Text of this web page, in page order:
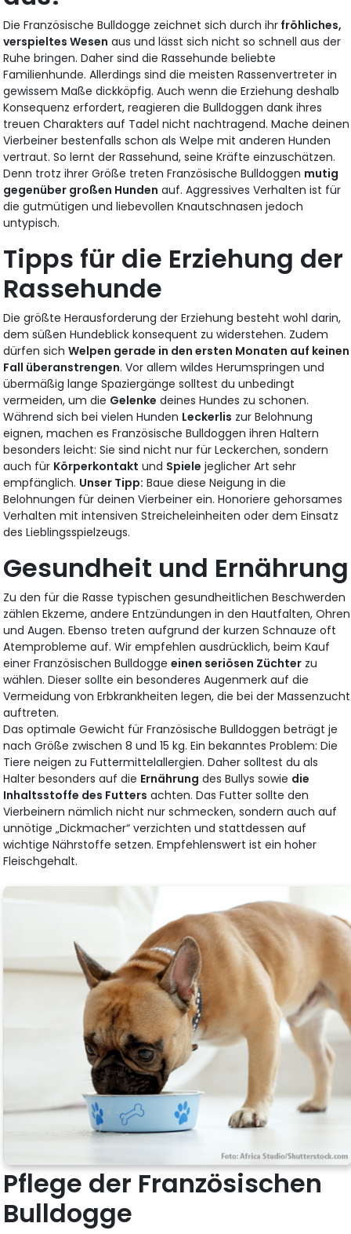
Die Französische Bulldogge zeichnet sich durch ihr fröhliches,
verspieltes Wesen aus und lässt sich nicht so schnell aus der
Ruhe bringen. Daher sind die Rassehunde beliebte
Familienhunde. Allerdings sind die meisten Rassenvertreter in
gewissem Maße dickköpfig. Auch wenn die Erziehung deshalb
Konsequenz erfordert, reagieren die Bulldoggen dank ihres
treuen Charakters auf Tadel nicht nachtragend. Mache deinen
Vierbeiner bestenfalls schon als Welpe mit anderen Hunden
vertraut. So lernt der Rassehund, seine Kräfte einzuschätzen.
Denn trotz ihrer Größe treten Französische Bulldoggen mutig
gegenüber großen Hunden auf. Aggressives Verhalten ist für
die gutmütigen und liebevollen Knautschnasen jedoch
untypisch.
Tipps für die Erziehung der
Rassehunde
Die größte Herausforderung der Erziehung besteht wohl darin,
dem süßen Hundeblick konsequent zu widerstehen. Zudem
dürfen sichWelpen gerade in den ersten Monaten auf keinen
Fall überanstrengen. Vor allem wildes Herumspringen und
übermäßig lange Spaziergänge solltest du unbedingt
vermeiden, um die Gelenke deines Hundes zu schonen.
Während sich bei vielen Hunden Leckerlis zur Belohnung
eignen, machen es Französische Bulldoggen ihren Haltern
besonders leicht: Sie sind nicht nur für Leckerchen, sondern
auch für Körperkontakt und Spiele jeglicher Art sehr
empfänglich. Unser Tipp: Baue diese Neigung in die
Belohnungen für deinen Vierbeiner ein. Honoriere gehorsames
Verhalten mit intensiven Streicheleinheiten oder dem Einsatz
des Lieblingsspielzeugs.
Gesundheit und Ernährung
Zu den für die Rasse typischen gesundheitlichen Beschwerden
zählen Ekzeme, andere Entzündungen in den Hautfalten, Ohren
und Augen. Ebenso treten aufgrund der kurzen Schnauze oft
Atemprobleme auf. Wir empfehlen ausdrücklich, beim Kauf
einer Französischen Bulldoggeeinen seriösen Züchter zu
wählen. Dieser sollte ein besonderes Augenmerk auf die
Vermeidung von Erbkrankheiten legen, die bei der Massenzucht
auftreten.
Das optimale Gewicht für Französische Bulldoggen beträgt je
nach Größe zwischen 8 und 15 kg. Ein bekanntes Problem: Die
Tiere neigen zu Futtermittelallergien. Daher solltest du als
Halter besonders auf die Ernährung des Bullys sowie die
Inhaltsstoffe des Futters achten. Das Futter sollte den
Vierbeinern nämlich nicht nur schmecken, sondern auch auf
unnötige „Dickmacher“ verzichten und stattdessen auf
wichtige Nährstoffe setzen. Empfehlenswert ist ein hoher
Fleischgehalt.
Pflege der Französischen
Bulldogge